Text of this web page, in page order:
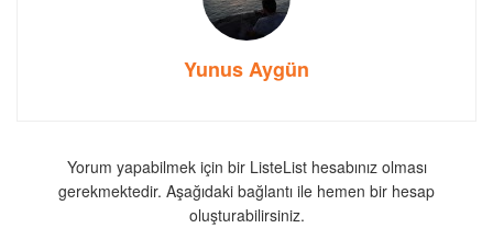
Yunus Aygün
Yorum yapabilmek için bir ListeList hesabınız olması
gerekmektedir. Aşağıdaki bağlantı ile hemen bir hesap
oluşturabilirsiniz.